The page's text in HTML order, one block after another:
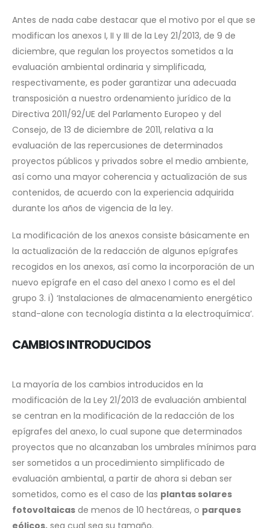
Antes de nada cabe destacar que el motivo por el que se
modifican los anexos I, II y III de la Ley 21/2013, de 9 de
diciembre, que regulan los proyectos sometidos a la
evaluación ambiental ordinaria y simplificada,
respectivamente, es poder garantizar una adecuada
transposición a nuestro ordenamiento jurídico de la
Directiva 2011/92/UE del Parlamento Europeo y del
Consejo, de 13 de diciembre de 2011, relativa a la
evaluación de las repercusiones de determinados
proyectos públicos y privados sobre el medio ambiente,
así como una mayor coherencia y actualización de sus
contenidos, de acuerdo con la experiencia adquirida
durante los años de vigencia de la ley.
La modificación de los anexos consiste básicamente en
la actualización de la redacción de algunos epígrafes
recogidos en los anexos, así como la incorporación de un
nuevo epígrafe en el caso del anexo I como es el del
grupo 3. i) ‘Instalaciones de almacenamiento energético
stand-alone con tecnología distinta a la electroquímica’.
CAMBIOS INTRODUCIDOS
La mayoría de los cambios introducidos en la
modificación de la Ley 21/2013 de evaluación ambiental
se centran en la modificación de la redacción de los
epígrafes del anexo, lo cual supone que determinados
proyectos que no alcanzaban los umbrales mínimos para
ser sometidos a un procedimiento simplificado de
evaluación ambiental, a partir de ahora si deban ser
sometidos, como es el caso de las plantas solares
fotovoltaicas de menos de 10 hectáreas, o parques
eólicos, sea cual sea su tamaño.